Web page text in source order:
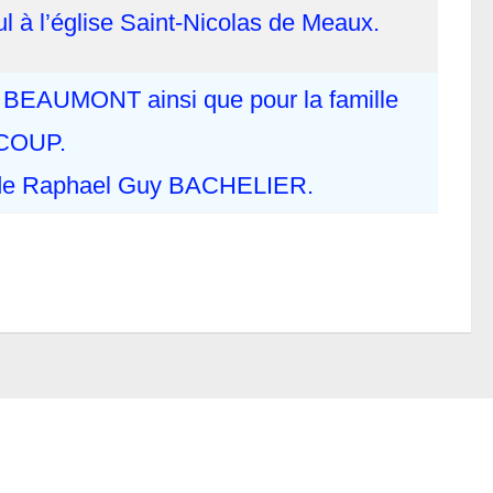
à l’église Saint-Nicolas de Meaux.
ainsi que pour la famille
Raphael Guy BACHELIER.